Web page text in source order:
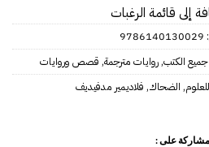
إلى قائمة الرغبات
9786140130029
جميع الكتب,روايات مترجمة, قصص وروايات
, الضحاك, فلاديمير مدفيديف
مشاركة على :